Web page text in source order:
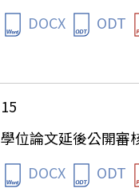
DOCX
ODT
15
學位論文延後公開審
DOCX
ODT